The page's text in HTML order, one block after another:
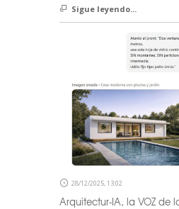
Sigue leyendo...
28/12/2025, 13:02
Arquitectur-IA, la VOZ de